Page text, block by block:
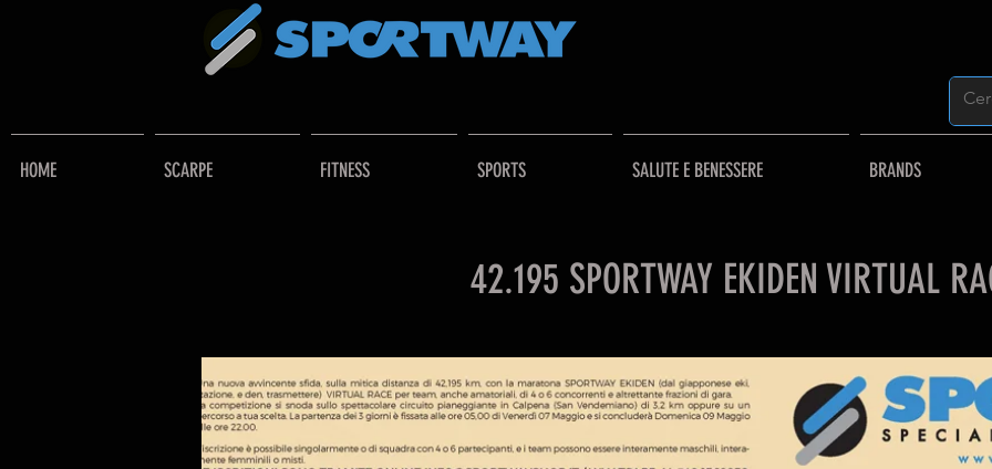
HOME SCARPE FITNESS SPORTS SALUTE E BENESSERE BRANDS
42.195 SPORTWAY EKIDEN VIRTUAL